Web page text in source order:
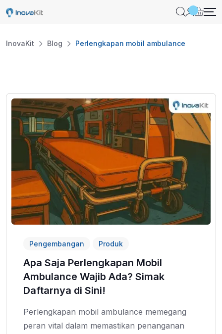
Skip
InovaKit Blog Perlengkapan mobil ambulance
Pengembangan Produk
Apa Saja Perlengkapan Mobil
Ambulance Wajib Ada? Simak
Daftarnya di Sini!
Perlengkapan mobil ambulance memegang
peran vital dalam memastikan penanganan